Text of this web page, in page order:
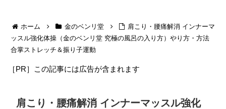
ホーム 金のベンリ堂
肩こり・腰痛解消 インナーマ
ッスル強化体操（金のベンリ堂 究極の風呂の入り方）やり方・方法
合掌ストレッチ＆振り子運動
［PR］この記事には広告が含まれます
肩こり・腰痛解消 インナーマッスル強化